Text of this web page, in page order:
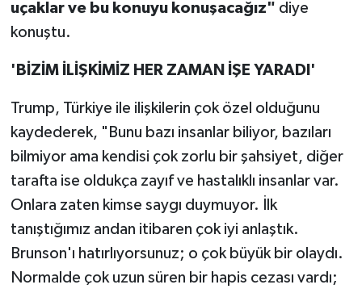
uçaklar ve bu konuyu konuşacağız" diye
konuştu.
'BİZİM İLİŞKİMİZ HER ZAMAN İŞE YARADI'
Trump, Türkiye ile ilişkilerin çok özel olduğunu
kaydederek, "Bunu bazı insanlar biliyor, bazıları
bilmiyor ama kendisi çok zorlu bir şahsiyet, diğer
tarafta ise oldukça zayıf ve hastalıklı insanlar var.
Onlara zaten kimse saygı duymuyor. İlk
tanıştığımız andan itibaren çok iyi anlaştık.
Brunson'ı hatırlıyorsunuz; o çok büyük bir olaydı.
Normalde çok uzun süren bir hapis cezası vardı;